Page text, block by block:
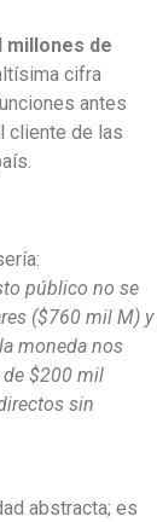
millones de
cifra
antes
cliente de las
público no se
($760 mil M) y
moneda nos
de $200 mil
sin
abstracta; es